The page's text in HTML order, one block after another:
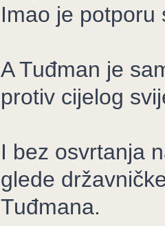
Imao je potporu
A Tuđman je
protiv cijelog
I bez osvrtanja
glede
Tuđmana.